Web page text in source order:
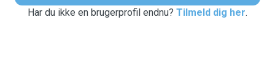
Har du ikke en brugerprofil endnu? Tilmeld dig her.